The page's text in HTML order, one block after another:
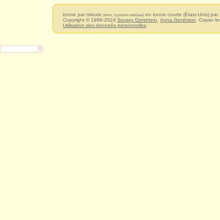
tonne par minute (t/min, Système métrique) en tonne courte (États-Unis) par
Copyright © 1996-2024 Sergey Gershtein Anna Gershtein . Copier
Utilisation des donneés personnelles